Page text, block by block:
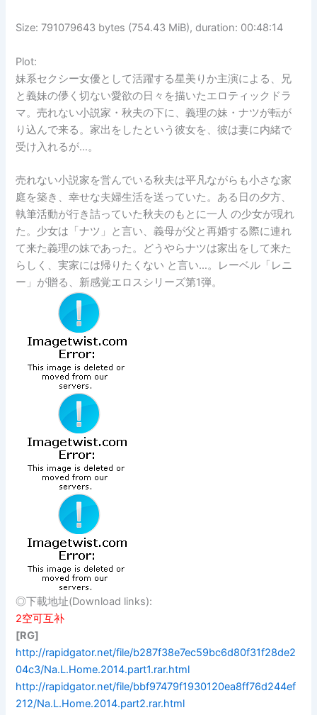
Size: 791079643 bytes (754.43 MiB), duration: 00:48:14
Plot:
妹系セクシー女優として活躍する星美りか主演による、兄
と義妹の儚く切ない愛欲の日々を描いたエロティックドラ
マ。売れない小説家・秋夫の下に、義理の妹・ナツが転が
り込んで来る。家出をしたという彼女を、彼は妻に内緒で
受け入れるが…。
売れない小説家を営んでいる秋夫は平凡ながらも小さな家
庭を築き、幸せな夫婦生活を送っていた。ある日の夕方、
執筆活動が行き詰っていた秋夫のもとに一人 の少女が現れ
た。少女は「ナツ」と言い、義母が父と再婚する際に連れ
て来た義理の妹であった。どうやらナツは家出をして来た
らしく、実家には帰りたくない と言い…。レーベル「レニ
ー」が贈る、新感覚エロスシリーズ第1弾。
◎下載地址(Download links):
2空可互补
[RG]
http://rapidgator.net/file/b287f38e7ec59bc6d80f31f28de2
04c3/Na.L.Home.2014.part1.rar.html
http://rapidgator.net/file/bbf97479f1930120ea8ff76d244ef
212/Na.L.Home.2014.part2.rar.html